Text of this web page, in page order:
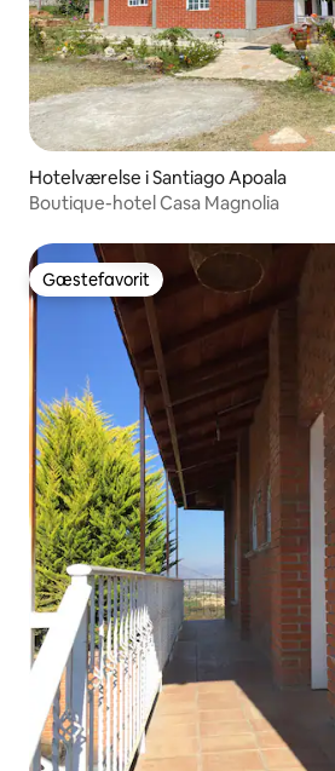
Hotelværelse i Santiago Apoala
Boutique-hotel Casa Magnolia
Gæstefavorit
Gæstefavorit